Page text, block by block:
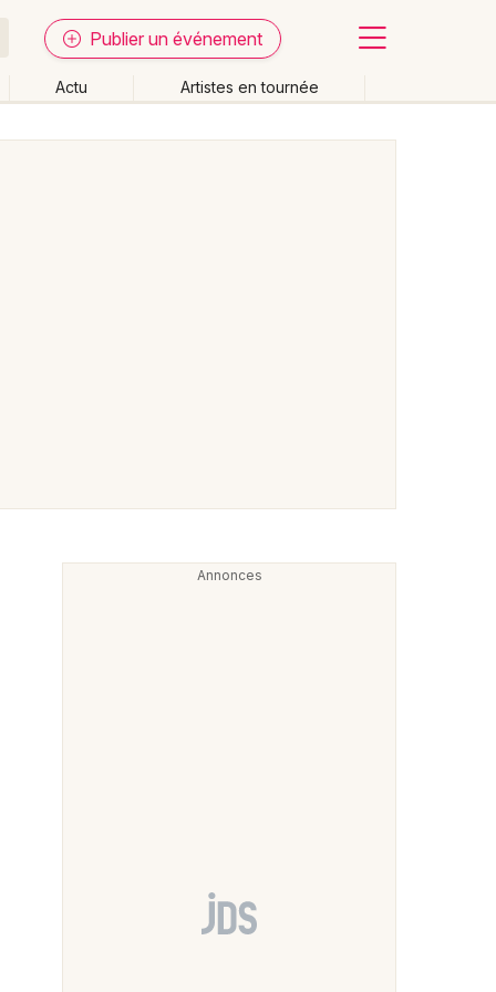
Publier un événement
Actu Artistes en tournée